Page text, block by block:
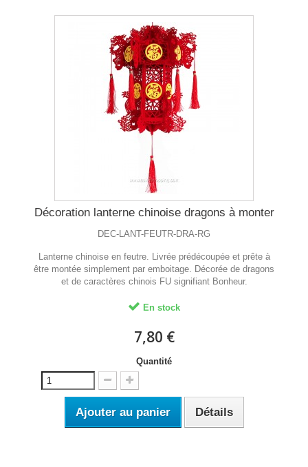
Décoration lanterne chinoise dragons à monter
DEC-LANT-FEUTR-DRA-RG
Lanterne chinoise en feutre. Livrée prédécoupée et prête à
être montée simplement par emboitage. Décorée de dragons
et de caractères chinois FU signifiant Bonheur.
En stock
7,80 €
Quantité
Ajouter au panier Détails